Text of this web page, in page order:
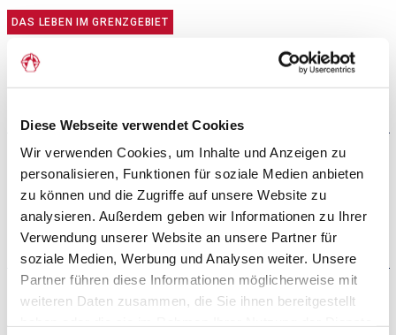
Diese Webseite verwendet Cookies
Wir verwenden Cookies, um Inhalte und Anzeigen zu
personalisieren, Funktionen für soziale Medien anbieten
zu können und die Zugriffe auf unsere Website zu
analysieren. Außerdem geben wir Informationen zu Ihrer
Verwendung unserer Website an unsere Partner für
soziale Medien, Werbung und Analysen weiter. Unsere
Partner führen diese Informationen möglicherweise mit
weiteren Daten zusammen, die Sie ihnen bereitgestellt
DAS LEBEN IM GRENZGEBIET
Kirchen im Grenzgebiet
Verwendung des Dänischen und
Deutschen innerhalb der
Minderheiten
Die Koexistenz der Minderheiten